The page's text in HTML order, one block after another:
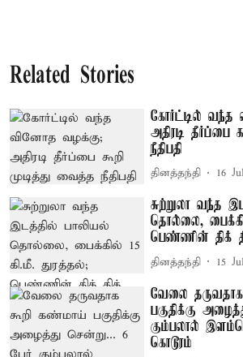
Related Stories
கோர்ட்டில் வந்த
அதிரடி தீர்ப்பை
நீதிபதி
தினத்தந்தி 16
சுற்றுலா வந்த
தொல்லை,
பெண்ணின் திக்
தினத்தந்தி 15
வேலை
பகுதிக்கு
கும்பலால்
கொடூரம்